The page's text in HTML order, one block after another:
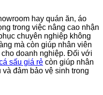
hay quán ăn, áo
trong việc nâng cao nhận
chuyên nghiệp không
mà còn giúp nhân viên
doanh nghiệp. Đối với
sấu giá rẻ còn giúp nhân
đảm bảo vệ sinh trong